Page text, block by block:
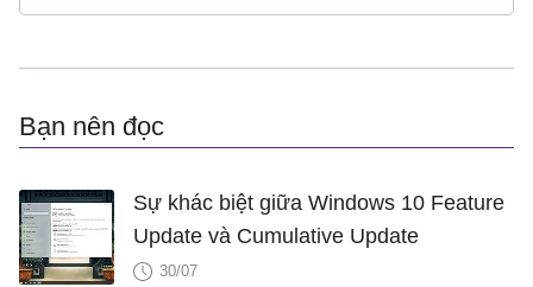
Bạn nên đọc
Sự khác biệt giữa Windows 10 Feature
Update và Cumulative Update
30/07